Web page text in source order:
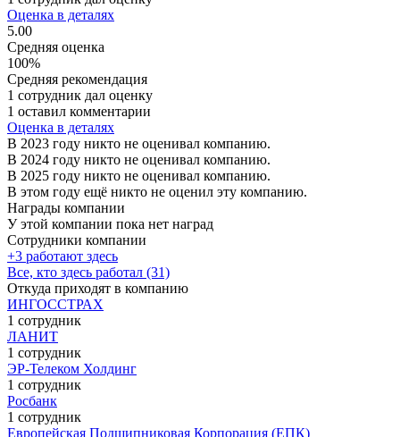
Оценка в деталях
5.00
Средняя оценка
100%
Средняя рекомендация
1 сотрудник дал оценку
1 оставил комментарии
Оценка в деталях
В 2023 году никто не оценивал компанию.
В 2024 году никто не оценивал компанию.
В 2025 году никто не оценивал компанию.
В этом году ещё никто не оценил эту компанию.
Награды компании
У этой компании пока нет наград
Сотрудники компании
+3 работают здесь
Все, кто здесь работал (31)
Откуда приходят в компанию
ИНГОССТРАХ
1 сотрудник
ЛАНИТ
1 сотрудник
ЭР-Телеком Холдинг
1 сотрудник
Росбанк
1 сотрудник
Европейская Подшипниковая Корпорация (ЕПК)